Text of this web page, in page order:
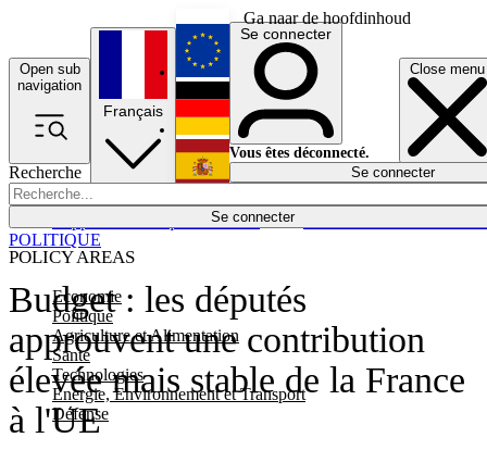
Ga naar de hoofdinhoud
Open sub
navigation
Close menu
Recherche
Se connecter
POLICY AREAS
Economie
Politique
Agriculture et Alimentation
Santé
Technologies
Energie, Environnement et Transport
Défense
Économie
Français
English
Deutsch
Español
Se connecter
Vous êtes déconnecté.
Se connecter
Budget : les députés
approuvent une contribution
élevée mais stable de la France
à l'UE
POLITIQUE